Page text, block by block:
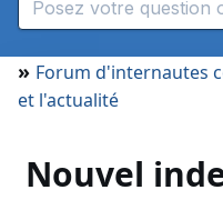
» Forum d'internautes
et l'actualité
Nouvel